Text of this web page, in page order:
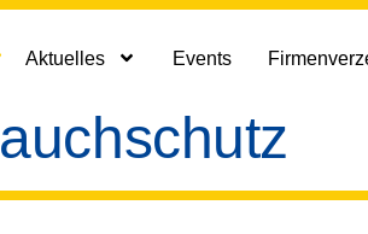
Aktuelles
Events